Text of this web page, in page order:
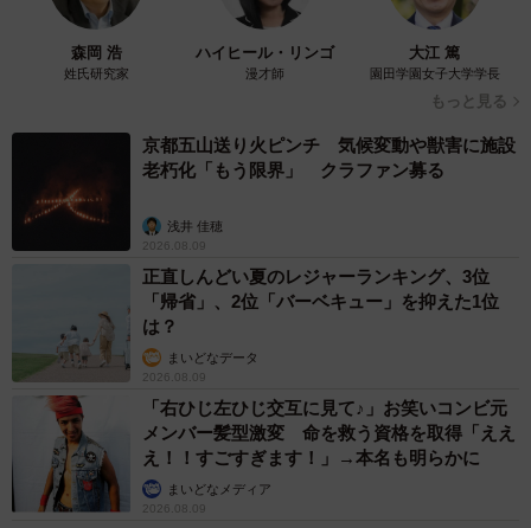
その後、帰宅されたおばあさんも快くHarukaさんを受け入
れ、保険会社への電話や紛失した荷物の回収も手伝ってく
れたと言います。
森岡 浩
姓氏研究家
ハイヒール・リンゴ
漫才師
大江 篤
園田学園女子大学学長
もっと見る
京都五山送り火ピンチ 気候変動や獣害に施設
老朽化「もう限界」 クラファン募る
浅井 佳穂
2026.08.09
正直しんどい夏のレジャーランキング、3位
「帰省」、2位「バーベキュー」を抑えた1位
は？
まいどなデータ
2026.08.09
「右ひじ左ひじ交互に見て♪」お笑いコンビ元
メンバー髪型激変 命を救う資格を取得「ええ
え！！すごすぎます！」→本名も明らかに
まいどなメディア
2026.08.09